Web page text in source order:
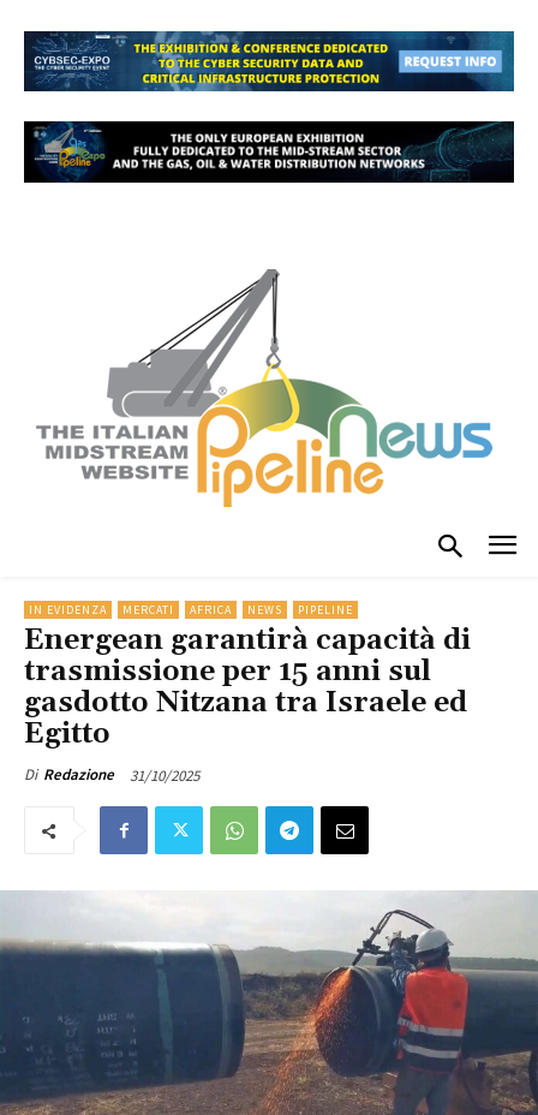
IN EVIDENZA MERCATI AFRICA NEWS PIPELINE
Energean garantirà capacità di
trasmissione per 15 anni sul
gasdotto Nitzana tra Israele ed
Egitto
Di Redazione 31/10/2025